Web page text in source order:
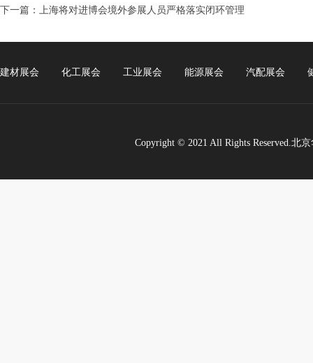
下一篇：上海将对进博会境外参展人员严格落实闭环管理
建材展会 化工展会 工业展会 能源展会 汽配展会
Copyright © 2021 All Rights Reserved.北